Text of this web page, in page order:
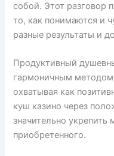
собой. Этот разговор
то, как понимаются и
разные результаты и
Продуктивный
гармоничным методом
охватывая как
куш казино через
значительно
приобретенного.